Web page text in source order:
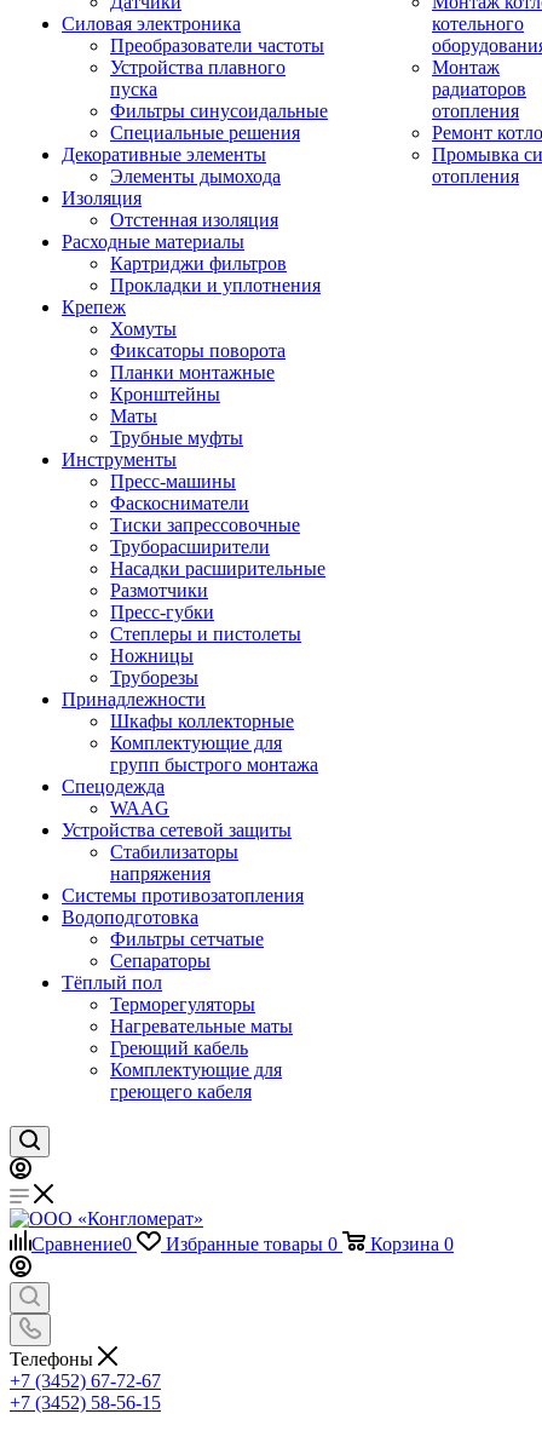
Силовая электроника
Преобразователи частоты
Устройства плавного
пуска
Фильтры синусоидальные
Специальные решения
Декоративные элементы
Элементы дымохода
Изоляция
Отстенная изоляция
Расходные материалы
Картриджи фильтров
Прокладки и уплотнения
Крепеж
Хомуты
Фиксаторы поворота
Планки монтажные
Кронштейны
Маты
Трубные муфты
Инструменты
Пресс-машины
Фаскосниматели
Тиски запрессовочные
Труборасширители
Насадки расширительные
Размотчики
Пресс-губки
Степлеры и пистолеты
Ножницы
Труборезы
Принадлежности
Шкафы коллекторные
Комплектующие для
групп быстрого монтажа
Спецодежда
WAAG
Устройства сетевой защиты
Стабилизаторы
напряжения
Системы противозатопления
Водоподготовка
Фильтры сетчатые
Сепараторы
Тёплый пол
Терморегуляторы
Нагревательные маты
Греющий кабель
Комплектующие для
греющего кабеля
котельного
Монтаж
радиаторов
отопления
Ремонт
Промывка
отопления
Сравнение0 Избранные товары 0 Корзина 0
Телефоны
+7 (3452) 67-72-67
+7 (3452) 58-56-15